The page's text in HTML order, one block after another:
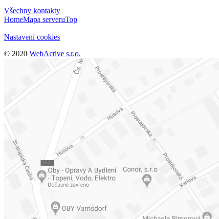
Všechny kontakty
HomeMapa serveruTop
Nastavení cookies
© 2020 WebActive s.r.o.